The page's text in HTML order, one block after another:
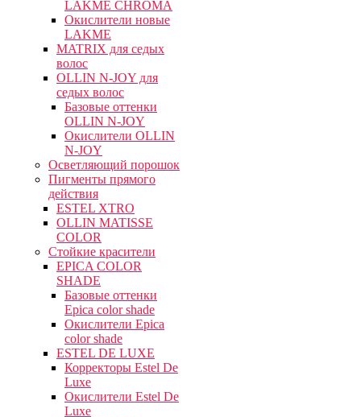
LAKME CHROMA
Окислители новые
LAKME
MATRIX для седых
волос
OLLIN N-JOY для
седых волос
Базовые оттенки
OLLIN N-JOY
Окислители OLLIN
N-JOY
Осветляющий порошок
Пигменты прямого
действия
ESTEL XTRO
OLLIN MATISSE
COLOR
Стойкие красители
EPICA COLOR
SHADE
Базовые оттенки
Epica color shade
Окислители Epica
color shade
ESTEL DE LUXE
Корректоры Estel De
Luxe
Окислители Estel De
Luxe